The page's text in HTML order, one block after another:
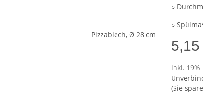
○
○
5,15
inkl. 19%
(Sie